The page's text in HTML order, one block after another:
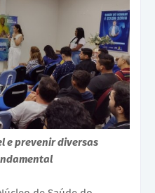
e prevenir diversas